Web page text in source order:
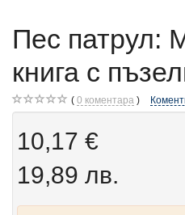
Пес патрул:
книга с
0 коментара
10,17 €
19,89 лв.